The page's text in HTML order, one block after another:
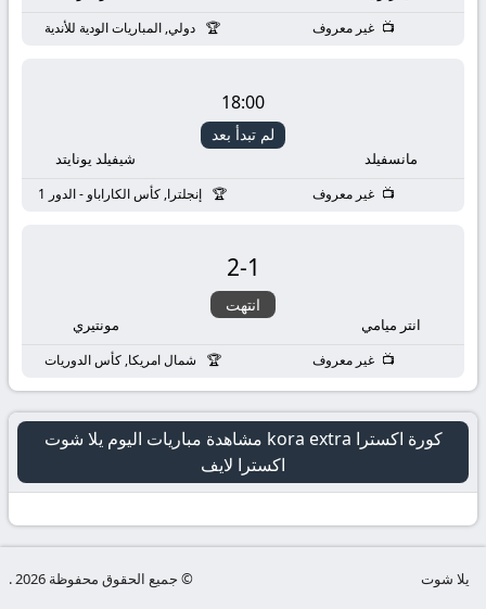
غير معروف دولي, المباريات الودية للأندية
مانسفيلد
18:00
لم تبدأ بعد
شيفيلد يونايتد
غير معروف إنجلترا, كأس الكاراباو - الدور 1
انتر ميامي
1
-
2
انتهت
مونتيري
غير معروف شمال امريكا, كأس الدوريات
كورة اكسترا kora extra مشاهدة مباريات اليوم يلا شوت
اكسترا لايف
يلا شوت © جميع الحقوق محفوظة 2026 .